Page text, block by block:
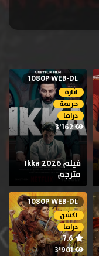
1080P WEB-DL
اثارة
جريمة
دراما
3٬162
فيلم Ikka 2026
مترجم
1080P WEB-DL
اكشن
دراما
7.6
3٬901